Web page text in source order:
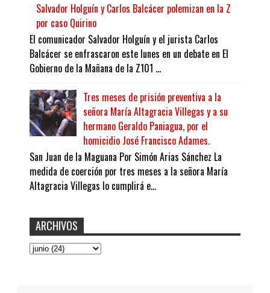
Salvador Holguín y Carlos Balcácer polemizan en la Z
por caso Quirino
El comunicador Salvador Holguín y el jurista Carlos
Balcácer se enfrascaron este lunes en un debate en El
Gobierno de la Mañana de la Z101 ...
Tres meses de prisión preventiva a la
señora María Altagracia Villegas y a su
hermano Geraldo Paniagua, por el
homicidio José Francisco Adames.
San Juan de la Maguana Por Simón Arias Sánchez La
medida de coerción por tres meses a la señora María
Altagracia Villegas lo cumplirá e...
ARCHIVOS